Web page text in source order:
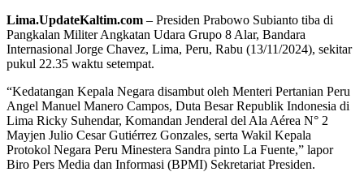
Lima.UpdateKaltim.com – Presiden Prabowo Subianto tiba di
Pangkalan Militer Angkatan Udara Grupo 8 Alar, Bandara
Internasional Jorge Chavez, Lima, Peru, Rabu (13/11/2024), sekitar
pukul 22.35 waktu setempat.
“Kedatangan Kepala Negara disambut oleh Menteri Pertanian Peru
Angel Manuel Manero Campos, Duta Besar Republik Indonesia di
Lima Ricky Suhendar, Komandan Jenderal del Ala Aérea N° 2
Mayjen Julio Cesar Gutiérrez Gonzales, serta Wakil Kepala
Protokol Negara Peru Minestera Sandra pinto La Fuente,” lapor
Biro Pers Media dan Informasi (BPMI) Sekretariat Presiden.